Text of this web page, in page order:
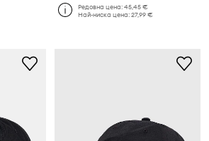
Редовна цена:45,45 €
Най-ниска цена:27,99 €